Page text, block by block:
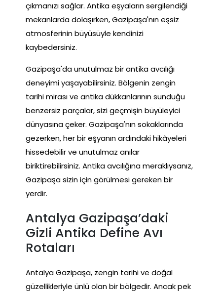
çıkmanızı sağlar. Antika eşyaların sergilendiği
mekanlarda dolaşırken, Gazipaşa'nın eşsiz
atmosferinin büyüsüyle kendinizi
kaybedersiniz.
Gazipaşa'da unutulmaz bir antika avcılığı
deneyimi yaşayabilirsiniz. Bölgenin zengin
tarihi mirası ve antika dükkanlarının sunduğu
benzersiz parçalar, sizi geçmişin büyüleyici
dünyasına çeker. Gazipaşa'nın sokaklarında
gezerken, her bir eşyanın ardındaki hikâyeleri
hissedebilir ve unutulmaz anılar
biriktirebilirsiniz. Antika avcılığına meraklıysanız,
Gazipaşa sizin için görülmesi gereken bir
yerdir.
Antalya Gazipaşa’daki
Gizli Antika Define Avı
Rotaları
Antalya Gazipaşa, zengin tarihi ve doğal
güzellikleriyle ünlü olan bir bölgedir. Ancak pek